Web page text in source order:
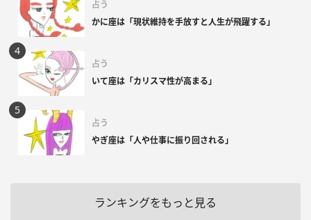
占う
かに座は「現状維持を手放すと人生が飛躍する」
占う
いて座は「カリスマ性が高まる」
占う
やぎ座は「人や仕事に振り回される」
ランキングをもっと見る